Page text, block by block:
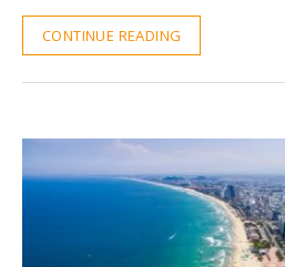
CONTINUE READING